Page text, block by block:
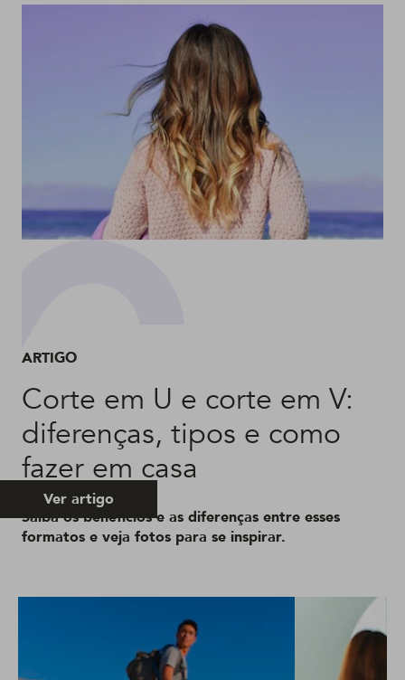
ARTIGO
Corte em U e corte em V:
diferenças, tipos e como
fazer em casa
Saiba os benefícios e as diferenças entre esses
formatos e veja fotos para se inspirar.
Ver artigo